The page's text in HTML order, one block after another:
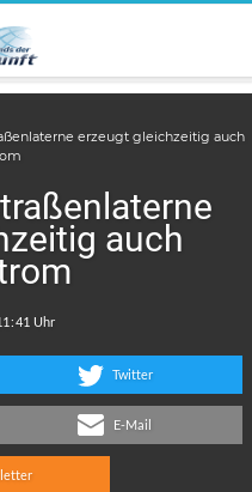
erzeugt gleichzeitig auch
auch
:
Twitter
E-Mail